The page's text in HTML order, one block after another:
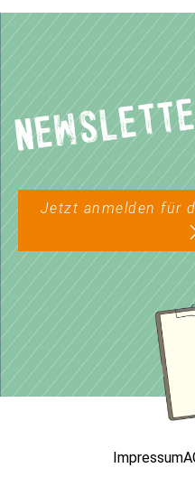
Jetzt anmelden für
Impressum